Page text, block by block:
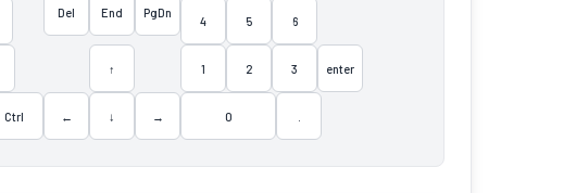
Ctrl
Del End PgDn
↑
← ↓ →
4 5 6
1 2 3 enter
0